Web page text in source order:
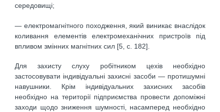
середовищі;
— електромагнітного походження, який виникає внаслідок
коливання елементів електромеханічних пристроїв під
впливом змінних магнітних сил [5, с. 182].
Для захисту слуху робітником цехів необхідно
застосовувати індивідуальні захисні засоби — протишумні
навушники. Крім індивідуальних захисних засобів
необхідно на території підприємства провести допоміжні
заходи щодо зниження шумності, насамперед необхідно